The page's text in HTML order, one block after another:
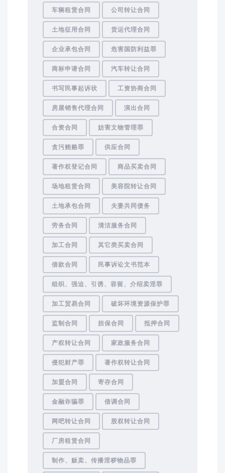
车辆租赁合同 公司转让合同
土地征用合同 货运代理合同
企业承包合同 危害国防利益罪
商标申请合同 汽车转让合同
书写民事起诉状 工资协商合同
房屋销售代理合同 演出合同
合资合同 妨害文物管理罪
贪污贿赂罪 供应合同
著作权登记合同 商品买卖合同
场地租赁合同 美容院转让合同
土地承包合同 夫妻共同债务
劳务合同 清洁服务合同
加工合同 其它类买卖合同
借款合同 民事诉讼文书范本
组织、强迫、引诱、容留、介绍卖淫罪
加工贸易合同 破坏环境资源保护罪
监制合同 担保合同 抵押合同
产权转让合同 家政服务合同
侵犯财产罪 著作权转让合同
加盟合同 寄存合同
金融诈骗罪 借调合同
网吧转让合同 股权转让合同
厂房租赁合同
制作、贩卖、传播淫秽物品罪